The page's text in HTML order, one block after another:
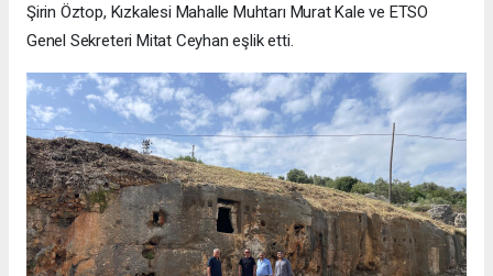
Şirin Öztop, Kızkalesi Mahalle Muhtarı Murat Kale ve ETSO
Genel Sekreteri Mitat Ceyhan eşlik etti.